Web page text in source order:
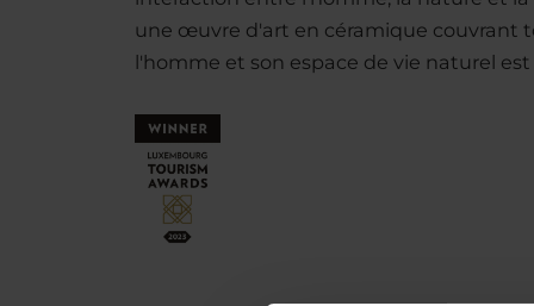
une œuvre d'art en céramique couvrant
l'homme et son espace de vie naturel